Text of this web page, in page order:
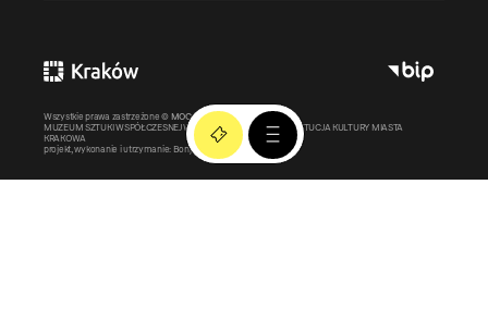
Wszystkie prawa zastrzeżone © MOCAK2011-2026
MUZEUM SZTUKI WSPÓŁCZESNEJ W KRAKOWIE MOCAK – INSTYTUCJA KULTURY MIASTA
KRAKOWA
projekt, wykonanie i utrzymanie: Bonjour.pl